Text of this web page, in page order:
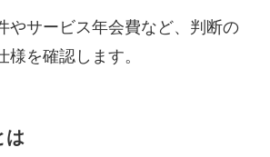
やサービス年会費など、判断の
を確認します。
は